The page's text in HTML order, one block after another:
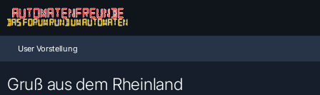
User Vorstellung
Gruß aus dem Rheinland